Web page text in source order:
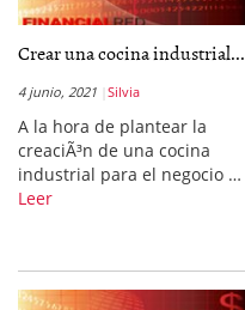
Crear una cocina industrial...
4 junio, 2021 Silvia
A la hora de plantear la
creaciÃ³n de una cocina
industrial para el negocio …
Leer